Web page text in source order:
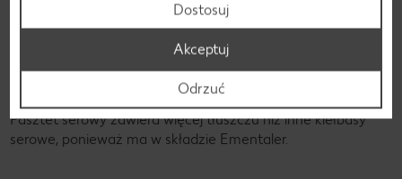
Składniki pasztetu serowego
Pasztet serowy zawiera więcej tłuszczu niż inne kiełbasy
serowe, ponieważ ma w składzie Ementaler.
Dostosuj
Odrzuć
Akceptuj